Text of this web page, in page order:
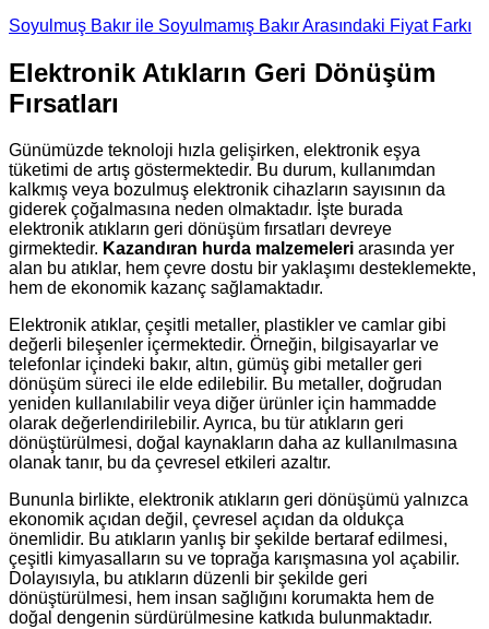
Soyulmuş Bakır ile Soyulmamış Bakır Arasındaki Fiyat Farkı
Elektronik Atıkların Geri Dönüşüm
Fırsatları
Günümüzde teknoloji hızla gelişirken, elektronik eşya
tüketimi de artış göstermektedir. Bu durum, kullanımdan
kalkmış veya bozulmuş elektronik cihazların sayısının da
giderek çoğalmasına neden olmaktadır. İşte burada
elektronik atıkların geri dönüşüm fırsatları devreye
girmektedir. Kazandıran hurda malzemeleri arasında yer
alan bu atıklar, hem çevre dostu bir yaklaşımı desteklemekte,
hem de ekonomik kazanç sağlamaktadır.
Elektronik atıklar, çeşitli metaller, plastikler ve camlar gibi
değerli bileşenler içermektedir. Örneğin, bilgisayarlar ve
telefonlar içindeki bakır, altın, gümüş gibi metaller geri
dönüşüm süreci ile elde edilebilir. Bu metaller, doğrudan
yeniden kullanılabilir veya diğer ürünler için hammadde
olarak değerlendirilebilir. Ayrıca, bu tür atıkların geri
dönüştürülmesi, doğal kaynakların daha az kullanılmasına
olanak tanır, bu da çevresel etkileri azaltır.
Bununla birlikte, elektronik atıkların geri dönüşümü yalnızca
ekonomik açıdan değil, çevresel açıdan da oldukça
önemlidir. Bu atıkların yanlış bir şekilde bertaraf edilmesi,
çeşitli kimyasalların su ve toprağa karışmasına yol açabilir.
Dolayısıyla, bu atıkların düzenli bir şekilde geri
dönüştürülmesi, hem insan sağlığını korumakta hem de
doğal dengenin sürdürülmesine katkıda bulunmaktadır.